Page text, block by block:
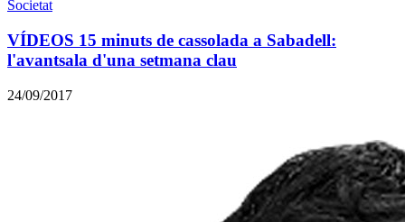
Societat
VÍDEOS 15 minuts de cassolada a Sabadell:
l'avantsala d'una setmana clau
24/09/2017